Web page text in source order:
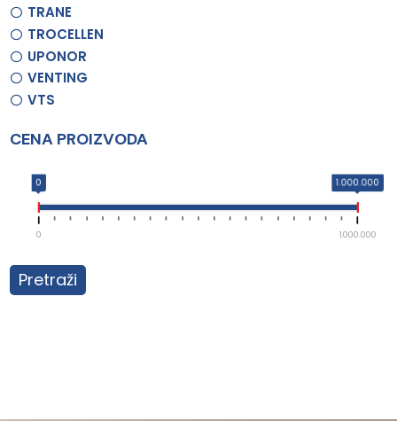
TRANE
TROCELLEN
UPONOR
VENTING
VTS
CENA PROIZVODA
0 1.000.000
0 1.000.000
Pretraži